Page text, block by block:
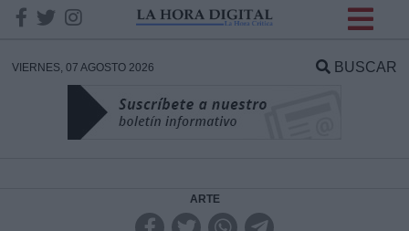
VIERNES, 07 AGOSTO 2026 BUSCAR
ARTE
DATOS
Responsable: